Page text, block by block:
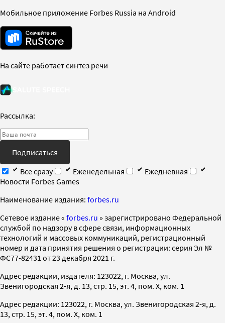
Мобильное приложение Forbes Russia на Android
На сайте работает синтез речи
Рассылка:
Подписаться
Все сразу
Еженедельная
Ежедневная
Новости Forbes Games
Наименование издания: forbes.ru
Cетевое издание « forbes.ru » зарегистрировано Федеральной
службой по надзору в сфере связи, информационных
технологий и массовых коммуникаций, регистрационный
номер и дата принятия решения о регистрации: серия Эл №
ФС77-82431 от 23 декабря 2021 г.
Адрес редакции, издателя: 123022, г. Москва, ул.
Звенигородская 2-я, д. 13, стр. 15, эт. 4, пом. X, ком. 1
Адрес редакции: 123022, г. Москва, ул. Звенигородская 2-я, д.
13, стр. 15, эт. 4, пом. X, ком. 1